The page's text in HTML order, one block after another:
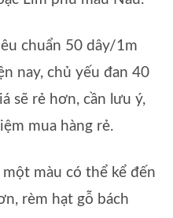
chuẩn 50 dây/1m
nay, chủ yếu đan 40
sẽ rẻ hơn, cần lưu ý,
mua hàng rẻ.
màu có thể kể đến
rèm hạt gỗ bách